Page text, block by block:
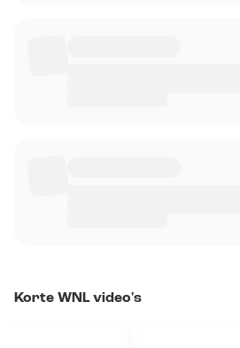
Korte WNL video's